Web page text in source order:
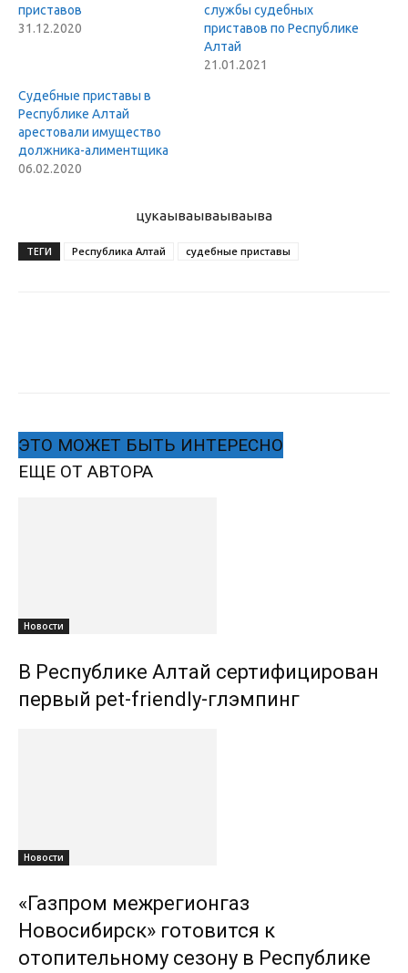
приставов
31.12.2020
службы судебных
приставов по Республике
Алтай
21.01.2021
Судебные приставы в
Республике Алтай
арестовали имущество
должника-алиментщика
06.02.2020
цукаываываываыва
ТЕГИ Республика Алтай судебные приставы
ЭТО МОЖЕТ БЫТЬ ИНТЕРЕСНО
ЕЩЕ ОТ АВТОРА
Новости
В Республике Алтай сертифицирован
первый pet-friendly-глэмпинг
Новости
«Газпром межрегионгаз
Новосибирск» готовится к
отопительному сезону в Республике